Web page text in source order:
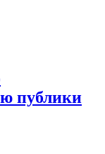
публики